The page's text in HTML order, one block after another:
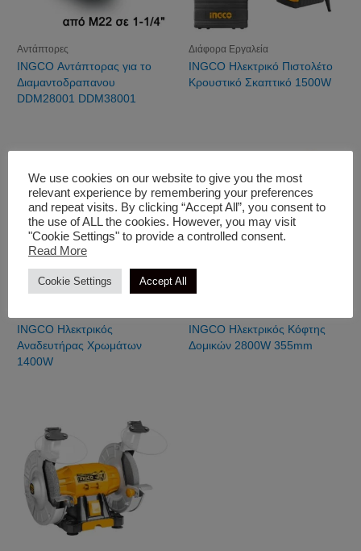
Αντάπτορες
INGCO Αντάπτορας για το
Διαμαντοδραπανου
DDM28001 DDM38001
Διάφορα Εργαλεία
INGCO Ηλεκτρικό Πιστολέτο
Κρουστικό Σκαπτικό 1500W
INGCO Ηλεκτρικός
Αναδευτήρας Χρωμάτων
1400W
INGCO Ηλεκτρικός Κόφτης
Δομικών 2800W 355mm
We use cookies on our website to give you the most
relevant experience by remembering your preferences
and repeat visits. By clicking “Accept All”, you consent to
the use of ALL the cookies. However, you may visit
"Cookie Settings" to provide a controlled consent.
Read More
Cookie Settings Accept All